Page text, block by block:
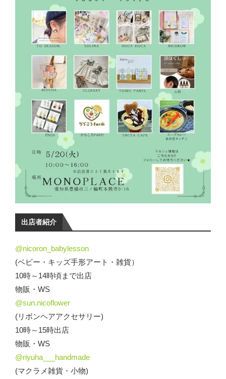
出店者紹介
@nicoron_babylesson
(ベビー・キッズ手形アート・雑貨）
10時～14時頃まで出店
物販・WS
@sun.nicoflower
(リボンヘアアクセサリー)
10時～15時出店
物販・WS
@riyuha___handmade
(マクラメ雑貨・小物)